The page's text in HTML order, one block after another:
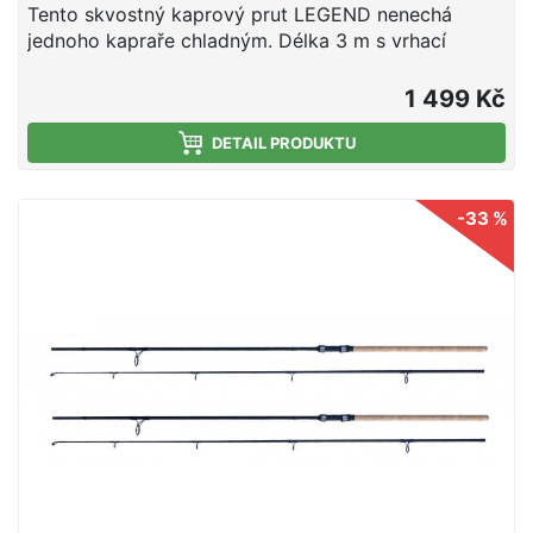
Tento skvostný kaprový prut LEGEND nenechá
jednoho kapraře chladným. Délka 3 m s vrhací
blízko břehu a vodních překážek, či lovu ze člunu.
Provedení prutu je v decentní černé matné barvě se
stříbrými a bílími prvky. Sedlo navijáku je klasického
typu s matně stříbrnými úchopy. Rukojeť prutu je v
klasickém korkovém provedení, což ocení zejména
klasici a fajnšmekři, protože nad korek prostě nic
není. Korek byl samozřejmě použit té nejvyšší kvality
nejkvalitnějších vysoce modulovaných uhlíkových
vláken a celková konstrukce dodali tomuto prutu
zdolávání, tak i nahazování. Parametry: Délka 3,0m
Vrhací zátěž 3,0lb Počet oček 6 Počet dílů 2
1 499 Kč
DETAIL PRODUKTU
-33 %